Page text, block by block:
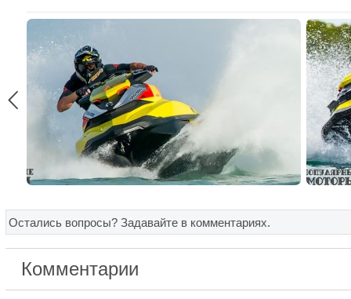

Остались вопросы? Задавайте в комментариях.
Комментарии